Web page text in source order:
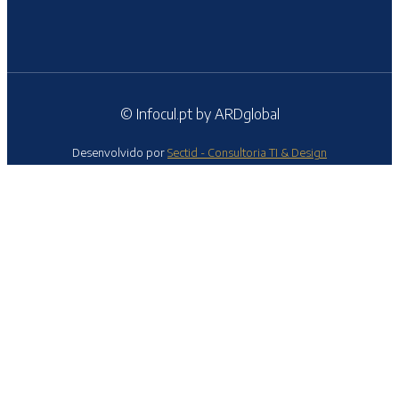
© Infocul.pt by ARDglobal
Desenvolvido porSectid - Consultoria TI & Design